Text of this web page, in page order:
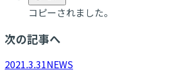
コピーされました。
次の記事へ
2021.3.31NEWS